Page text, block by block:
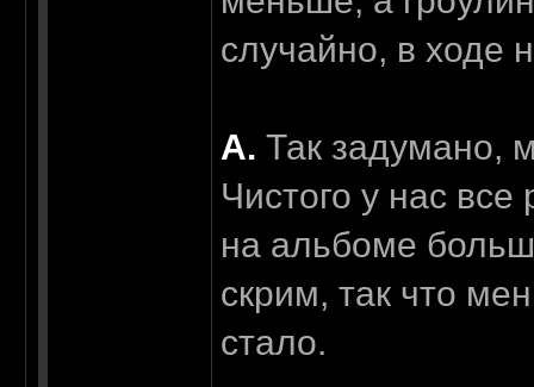
случайно, в ходе
А. Так задумано,
Чистого у нас
на альбоме
скрим, так что
стало.